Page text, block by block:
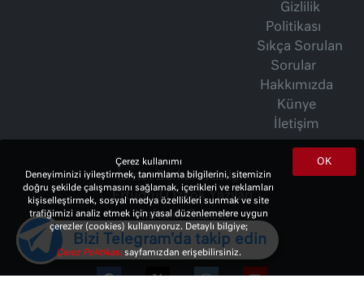
Gizlilik
Politikası
Sıkça Sorulan
Sorular
Hakkımızda
Künye
İletişim
İsmet Berkan Yazıları
Ertuğrul Özkök Yazıları
Haftalık Gazete
OK
Çerez kullanımı
Deneyiminizi iyileştirmek, tanımlama bilgilerini, sitemizin
doğru şekilde çalışmasını sağlamak, içerikleri ve reklamları
kişiselleştirmek, sosyal medya özellikleri sunmak ve site
trafiğimizi analiz etmek için yasal düzenlemelere uygun
çerezler (cookies) kullanıyoruz. Detaylı bilgiye;
Çerez Politikasısayfamızdan erişebilirsiniz.
Bizi Telegram'da takip edin